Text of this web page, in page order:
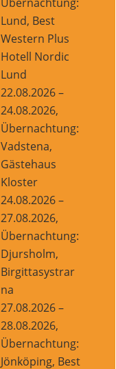
Lund, Best
Western Plus
Hotell Nordic
Lund
22.08.2026 –
24.08.2026,
Übernachtung:
Vadstena,
Gästehaus
Kloster
24.08.2026 –
27.08.2026,
Übernachtung:
Djursholm,
Birgittasystrar
na
27.08.2026 –
28.08.2026,
Übernachtung:
Jönköping, Best